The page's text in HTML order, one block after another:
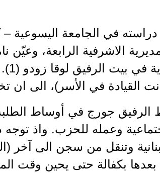
دراسته في الجامعة اليسوعية
وصوله عام 1961 والتحق بمديرية الاشرفية
نضاله
نشط الرفيق جورج في أوساط
وعمله للحزب. واذ توجه
وتنقل من سجن الى آخر
بكفالة حتى يحين وقت